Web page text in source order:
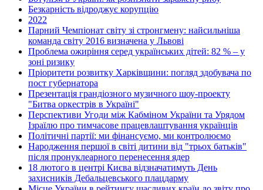
Безкарність відроджує корупцію
2022
Парний Чемпіонат світу зі стронгмену: найсильніша
команда світу 2016 визначена у Львові
Проблема ожиріння серед українських дітей: 82 % – у
зоні ризику
Пріоритети розвитку Харківщини: погляд здобувача по
пост губернатора
Презентація грандіозного музичного шоу-проекту
"Битва оркестрів в Україні"
Перспективи Угоди між Кабміном України та Урядом
Ізраїлю про тимчасове працевлаштування українців
Політичні партії: ми фінансуємо, ми контролюємо
Народження першої в світі дитини від "трьох батьків"
після пронуклеарного перенесення ядер
18 лютого в центрі Києва відзначатимуть День
захисників Дебальцевського плацдарму